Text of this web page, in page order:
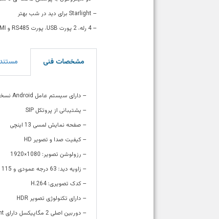
– Starlight برای دید در شب بهتر
– 4 رله، 2 پورت USB، پورت RS485 و HDMI
مشخصات فنی
– دارای سیستم عامل Android نسخه ی 9.0
– پشتیبانی از پروتکل SIP
– صفحه نمایش لمسی 13 اینچی
– کیفیت صدا و تصویر HD
– رزولوشن تصویر: 1080×1920
– زاویه دید: 63 درجه عمودی و 115 درجه افقی
– کدک تصویری: H.264
– دارای تکنولوژی تصویر HDR
– دوربین اصلی 2 مگاپیکسل دارای Starlight